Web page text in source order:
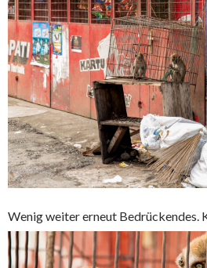
Wenig weiter erneut Bedrückendes.